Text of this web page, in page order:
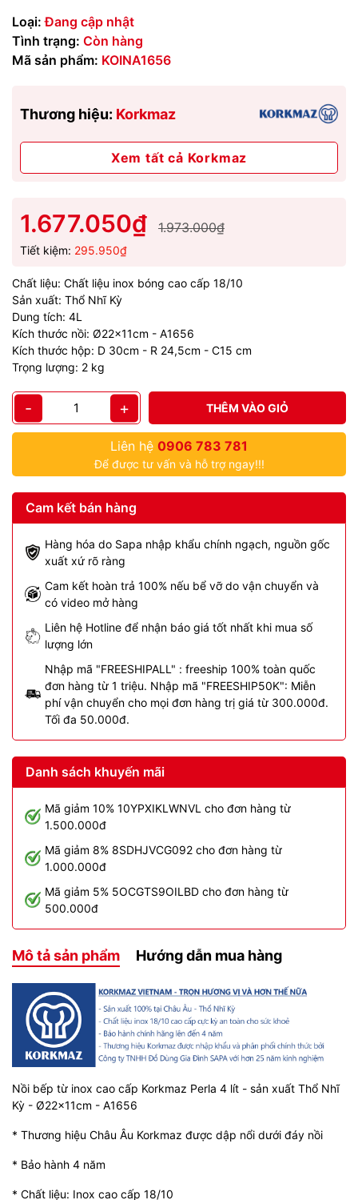
Loại: Đang cập nhật
Tình trạng: Còn hàng
Mã sản phẩm: KOINA1656
Thương hiệu: Korkmaz
Xem tất cả Korkmaz
1.677.050₫ 1.973.000₫
Tiết kiệm: 295.950₫
Chất liệu: Chất liệu inox bóng cao cấp 18/10
Sản xuất: Thổ Nhĩ Kỳ
Dung tích: 4L
Kích thước nồi: Ø22x11cm - A1656
Kích thước hộp: D 30cm - R 24,5cm - C15 cm
Trọng lượng: 2 kg
- + THÊM VÀO GIỎ
Liên hệ 0906 783 781
Để được tư vấn và hỗ trợ ngay!!!
Cam kết bán hàng
Hàng hóa do Sapa nhập khẩu chính ngạch, nguồn gốc
xuất xứ rõ ràng
Cam kết hoàn trả 100% nếu bể vỡ do vận chuyển và
có video mở hàng
Liên hệ Hotline để nhận báo giá tốt nhất khi mua số
lượng lớn
Nhập mã "FREESHIPALL" : freeship 100% toàn quốc
đơn hàng từ 1 triệu. Nhập mã "FREESHIP50K": Miễn
phí vận chuyển cho mọi đơn hàng trị giá từ 300.000đ.
Tối đa 50.000đ.
Danh sách khuyến mãi
Mã giảm 10% 10YPXIKLWNVL cho đơn hàng từ
1.500.000đ
Mã giảm 8% 8SDHJVCG092 cho đơn hàng từ
1.000.000đ
Mã giảm 5% 5OCGTS9OILBD cho đơn hàng từ
500.000đ
Mô tả sản phẩm Hướng dẫn mua hàng
Nồi bếp từ inox cao cấp Korkmaz Perla 4 lít - sản xuất Thổ Nhĩ
Kỳ - Ø22x11cm - A1656
* Thương hiệu Châu Âu Korkmaz được dập nổi dưới đáy nồi
* Bảo hành 4 năm
* Chất liệu: Inox cao cấp 18/10